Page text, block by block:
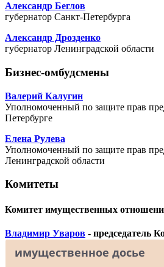
Александр Беглов
губернатор Санкт-Петербурга
Александр Дрозденко
губернатор Ленинградской области
Бизнес-омбудсмены
Валерий Калугин
Уполномоченный по защите прав
Петербурге
Елена Рулева
Уполномоченный по защите прав
Ленинградской области
Комитеты
Комитет имущественных
Владимир Уваров - председатель
имущественное досье